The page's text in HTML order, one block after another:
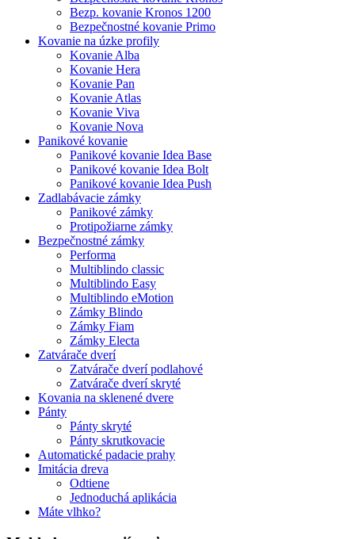
Bezp. kovanie Kronos 1200
Bezpečnostné kovanie Primo
Kovanie na úzke profily
Kovanie Alba
Kovanie Hera
Kovanie Pan
Kovanie Atlas
Kovanie Viva
Kovanie Nova
Panikové kovanie
Panikové kovanie Idea Base
Panikové kovanie Idea Bolt
Panikové kovanie Idea Push
Zadlabávacie zámky
Panikové zámky
Protipožiarne zámky
Bezpečnostné zámky
Performa
Multiblindo classic
Multiblindo Easy
Multiblindo eMotion
Zámky Blindo
Zámky Fiam
Zámky Electa
Zatvárače dverí
Zatvárače dverí podlahové
Zatvárače dverí skryté
Kovania na sklenené dvere
Pánty
Pánty skryté
Pánty skrutkovacie
Automatické padacie prahy
Imitácia dreva
Odtiene
Jednoduchá aplikácia
Máte vlhko?